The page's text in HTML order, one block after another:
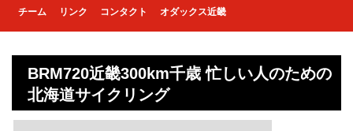
チーム リンク コンタクト オダックス近畿
BRM720近畿300km千歳 忙しい人のための
北海道サイクリング